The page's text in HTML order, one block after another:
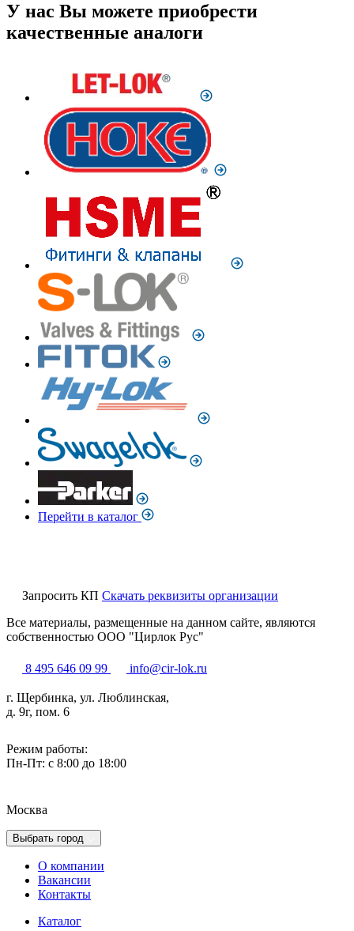
У нас Вы можете приобрести
качественные аналоги
Перейти в каталог
Запросить КП Скачать реквизиты организации
Все материалы, размещенные на данном сайте, являются
собственностью ООО "Цирлок Рус"
8 495 646 09 99 info@cir-lok.ru
г. Щербинка, ул. Люблинская,
д. 9г, пом. 6
Режим работы:
Пн-Пт: с 8:00 до 18:00
Москва
Выбрать город
О компании
Вакансии
Контакты
Каталог